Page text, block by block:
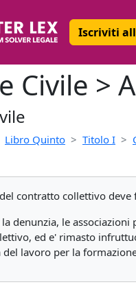
Iscriviti
Civile >
Libro Quinto Titolo I
contratto collettivo
la denunzia, le
ed e' rimasto
lavoro per la